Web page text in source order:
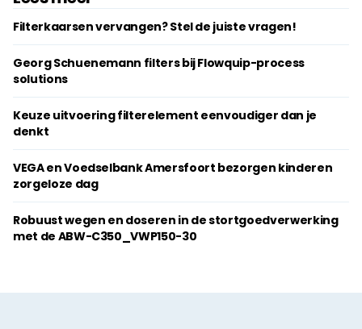
Filterkaarsen vervangen? Stel de juiste vragen!
Georg Schuenemann filters bij Flowquip-process
solutions
Keuze uitvoering filterelement eenvoudiger dan je
denkt
VEGA en Voedselbank Amersfoort bezorgen kinderen
zorgeloze dag
Robuust wegen en doseren in de stortgoedverwerking
met de ABW-C350_VWP150-30